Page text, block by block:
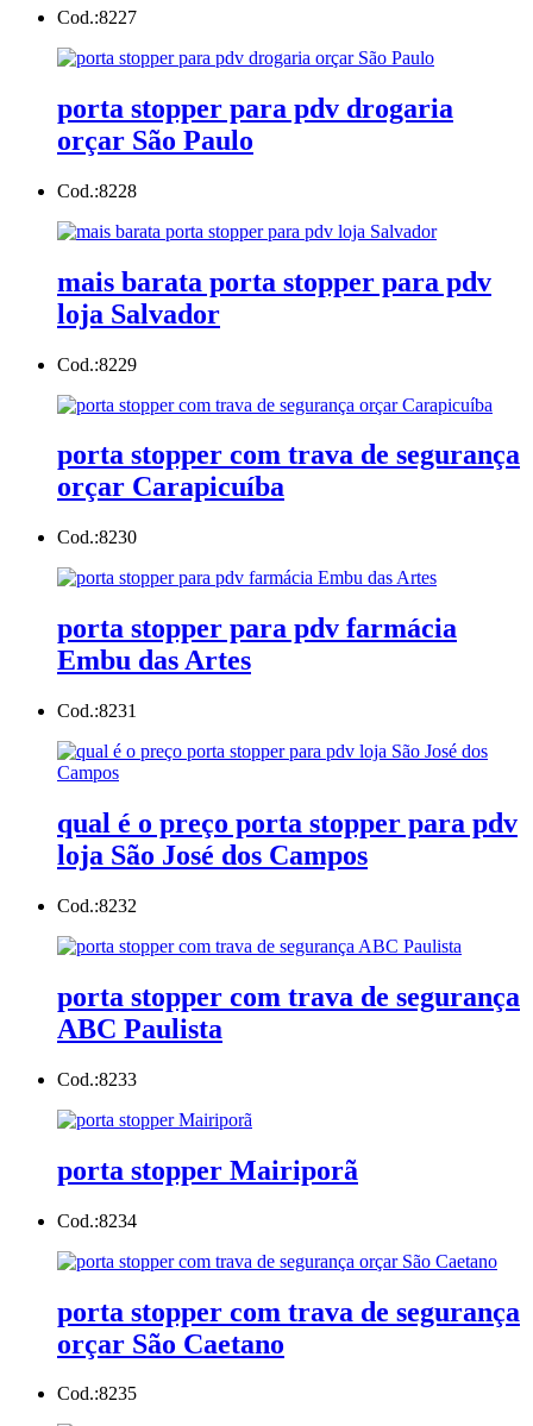
Cod.:8227
porta stopper para pdv drogaria
orçar São Paulo
Cod.:8228
mais barata porta stopper para pdv
loja Salvador
Cod.:8229
porta stopper com trava de segurança
orçar Carapicuíba
Cod.:8230
porta stopper para pdv farmácia
Embu das Artes
Cod.:8231
qual é o preço porta stopper para pdv
loja São José dos Campos
Cod.:8232
porta stopper com trava de segurança
ABC Paulista
Cod.:8233
porta stopper Mairiporã
Cod.:8234
porta stopper com trava de segurança
orçar São Caetano
Cod.:8235